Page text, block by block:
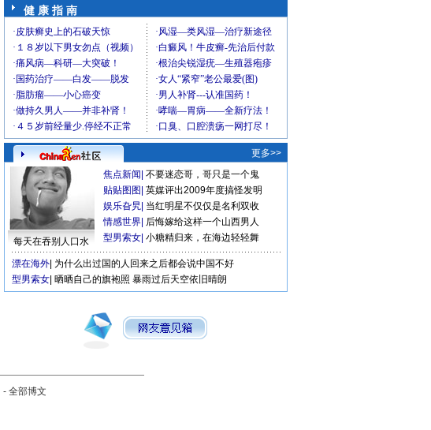
健 康 指 南
更多>>
每天在吞别人口水
焦点新闻 不要迷恋哥，哥只是一个鬼
贴贴图图 英媒评出2009年度搞怪发明
娱乐旮旯 当红明星不仅仅是名利双收
情感世界 后悔嫁给这样一个山西男人
型男索女 小糖精归来，在海边轻轻舞
漂在海外 为什么出过国的人回来之后都会说中国不好
型男索女 晒晒自己的旗袍照 暴雨过后天空依旧晴朗
- 全部博文